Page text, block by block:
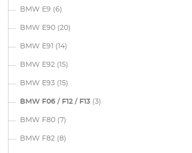
BMW E9 (6)
BMW E90 (20)
BMW E91 (14)
BMW E92 (15)
BMW E93 (15)
BMW F06 / F12 / F13 (3)
BMW F80 (7)
BMW F82 (8)